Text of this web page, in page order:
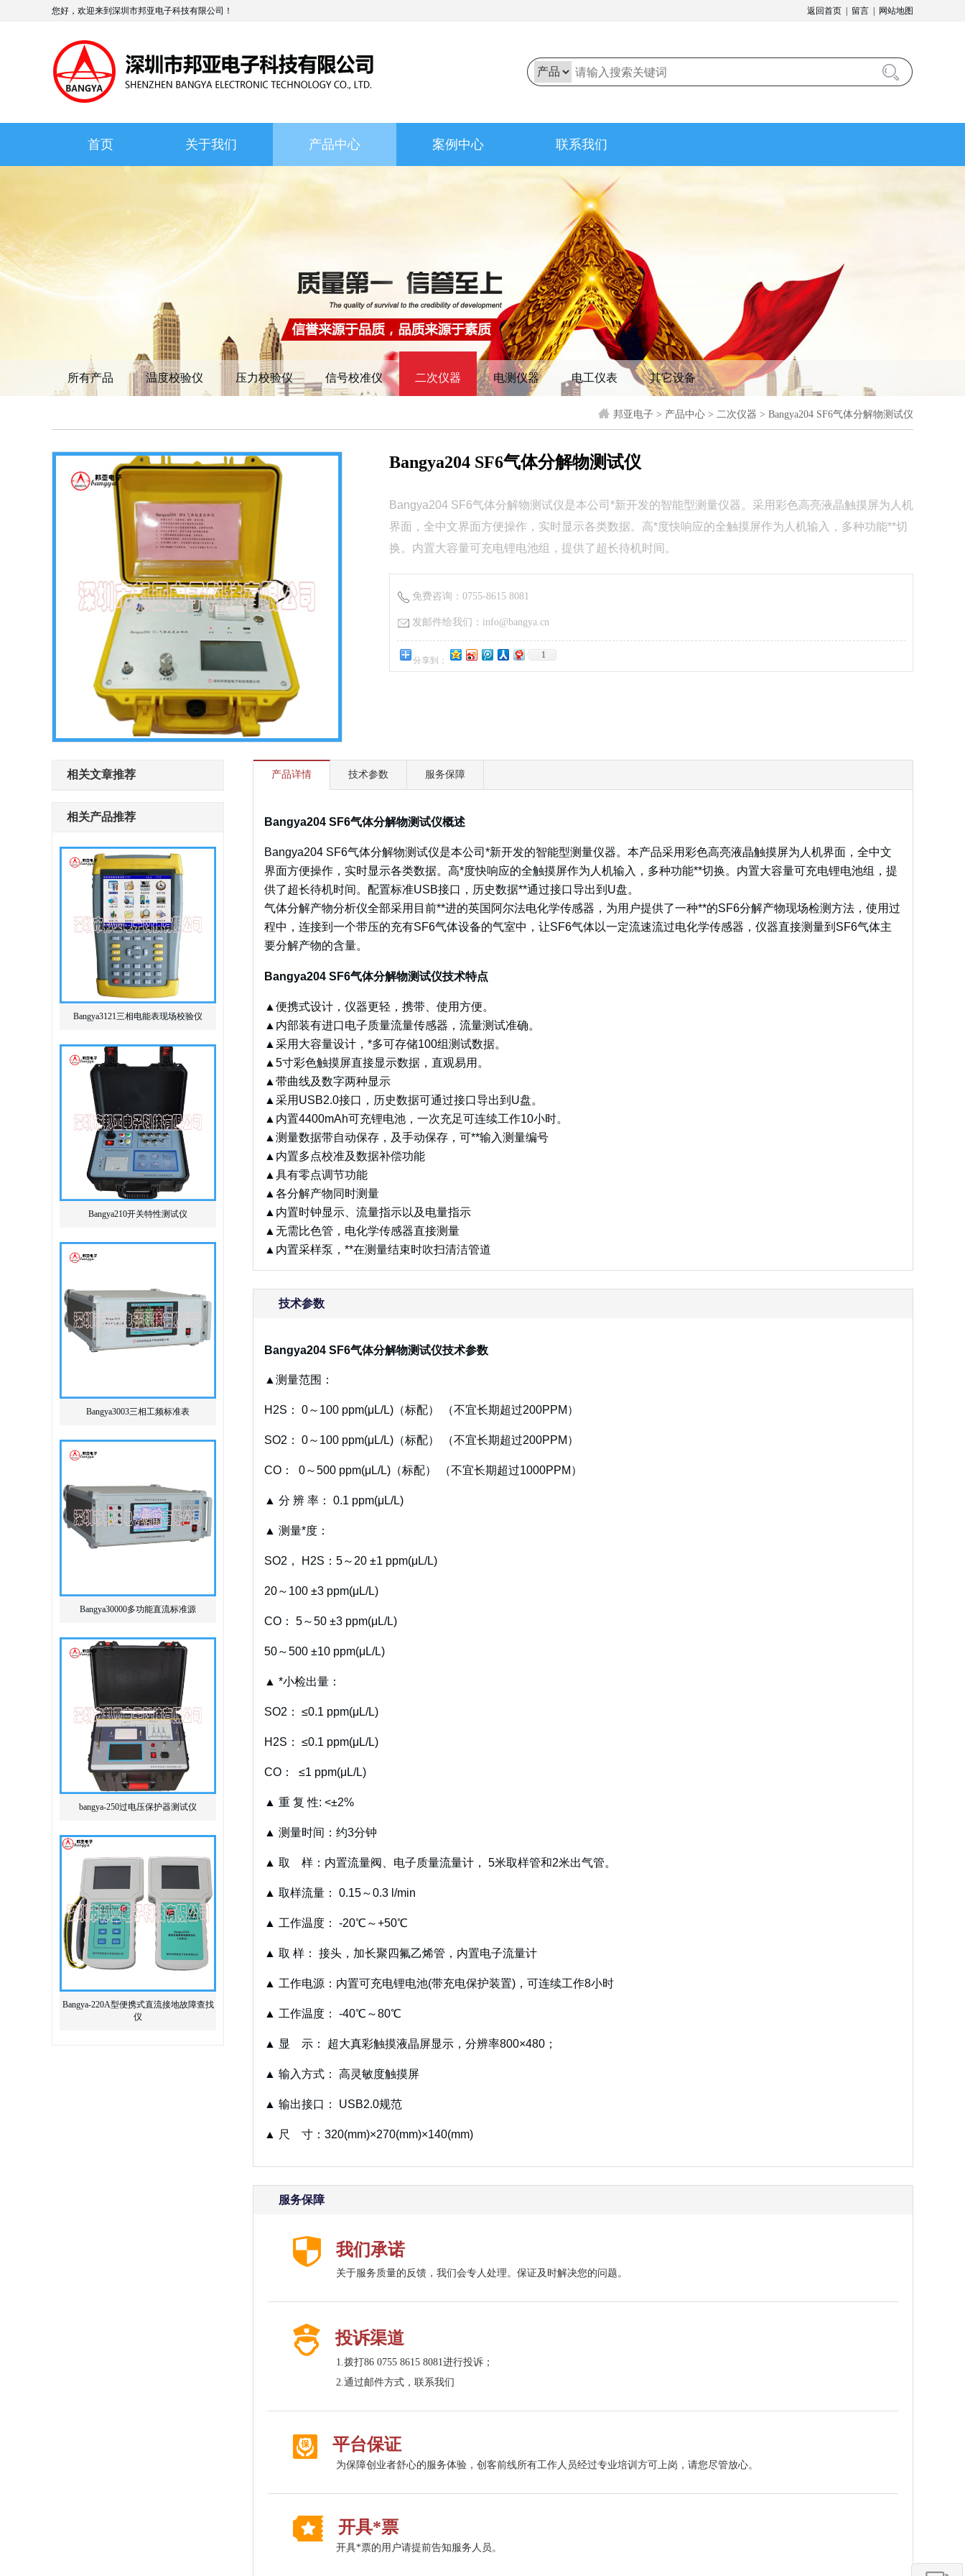
您好，欢迎来到深圳市邦亚电子科技有限公司！ 返回首页 留言 网站地图
首页 关于我们 产品中心 案例中心 联系我们
所有产品 温度校验仪 压力校验仪 信号校准仪 二次仪器 电测仪器 电工仪表 其它设备
邦亚电子 > 产品中心 > 二次仪器 > Bangya204 SF6气体分解物测试仪
Bangya204 SF6气体分解物测试仪
Bangya204 SF6气体分解物测试仪是本公司*新开发的智能型测量仪器。采用彩色高亮液晶触摸屏为人机
界面，全中文界面方便操作，实时显示各类数据。高*度快响应的全触摸屏作为人机输入，多种功能**切
换。内置大容量可充电锂电池组，提供了超长待机时间。
免费咨询：0755-8615 8081
发邮件给我们：info@bangya.cn
分享到：
1
相关文章推荐
相关产品推荐
Bangya3121三相电能表现场校验仪
Bangya210开关特性测试仪
Bangya3003三相工频标准表
Bangya30000多功能直流标准源
bangya-250过电压保护器测试仪
Bangya-220A型便携式直流接地故障查找
仪
产品详情 技术参数 服务保障
Bangya204 SF6气体分解物测试仪概述
Bangya204 SF6气体分解物测试仪是本公司*新开发的智能型测量仪器。本产品采用彩色高亮液晶触摸屏为人机界面，全中文
界面方便操作，实时显示各类数据。高*度快响应的全触摸屏作为人机输入，多种功能**切换。内置大容量可充电锂电池组，提
供了超长待机时间。配置标准USB接口，历史数据**通过接口导出到U盘。
气体分解产物分析仪全部采用目前**进的英国阿尔法电化学传感器，为用户提供了一种**的SF6分解产物现场检测方法，使用过
程中，连接到一个带压的充有SF6气体设备的气室中，让SF6气体以一定流速流过电化学传感器，仪器直接测量到SF6气体主
要分解产物的含量。
Bangya204 SF6气体分解物测试仪技术特点
▲便携式设计，仪器更轻，携带、使用方便。
▲内部装有进口电子质量流量传感器，流量测试准确。
▲采用大容量设计，*多可存储100组测试数据。
▲5寸彩色触摸屏直接显示数据，直观易用。
▲带曲线及数字两种显示
▲采用USB2.0接口，历史数据可通过接口导出到U盘。
▲内置4400mAh可充锂电池，一次充足可连续工作10小时。
▲测量数据带自动保存，及手动保存，可**输入测量编号
▲内置多点校准及数据补偿功能
▲具有零点调节功能
▲各分解产物同时测量
▲内置时钟显示、流量指示以及电量指示
▲无需比色管，电化学传感器直接测量
▲内置采样泵，**在测量结束时吹扫清洁管道
技术参数
Bangya204 SF6气体分解物测试仪技术参数
▲测量范围：
H2S： 0～100 ppm(μL/L)（标配） （不宜长期超过200PPM）
SO2： 0～100 ppm(μL/L)（标配） （不宜长期超过200PPM）
CO： 0～500 ppm(μL/L)（标配） （不宜长期超过1000PPM）
▲ 分 辨 率： 0.1 ppm(μL/L)
▲ 测量*度：
SO2， H2S：5～20 ±1 ppm(μL/L)
20～100 ±3 ppm(μL/L)
CO： 5～50 ±3 ppm(μL/L)
50～500 ±10 ppm(μL/L)
▲ *小检出量：
SO2： ≤0.1 ppm(μL/L)
H2S： ≤0.1 ppm(μL/L)
CO： ≤1 ppm(μL/L)
▲ 重 复 性: <±2%
▲ 测量时间：约3分钟
▲ 取 样：内置流量阀、电子质量流量计， 5米取样管和2米出气管。
▲ 取样流量： 0.15～0.3 l/min
▲ 工作温度： -20℃～+50℃
▲ 取 样： 接头，加长聚四氟乙烯管，内置电子流量计
▲ 工作电源：内置可充电锂电池(带充电保护装置)，可连续工作8小时
▲ 工作温度： -40℃～80℃
▲ 显 示： 超大真彩触摸液晶屏显示，分辨率800×480；
▲ 输入方式： 高灵敏度触摸屏
▲ 输出接口： USB2.0规范
▲ 尺 寸：320(mm)×270(mm)×140(mm)
服务保障
我们承诺
关于服务质量的反馈，我们会专人处理。保证及时解决您的问题。
投诉渠道
1.拨打86 0755 8615 8081进行投诉；
2.通过邮件方式，联系我们
平台保证
为保障创业者舒心的服务体验，创客前线所有工作人员经过专业培训方可上岗，请您尽管放心。
开具*票
开具*票的用户请提前告知服务人员。